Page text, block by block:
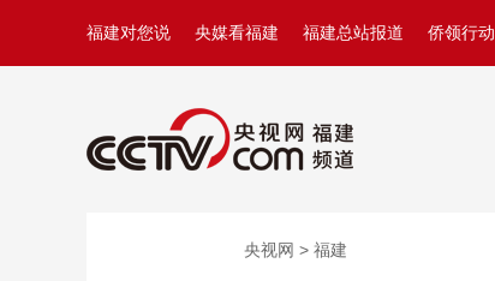
福建对您说 央媒看福建 福建总站报道 侨领行
央视网 > 福建